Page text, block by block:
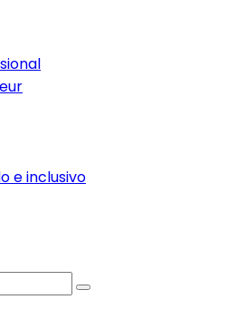
e inclusivo